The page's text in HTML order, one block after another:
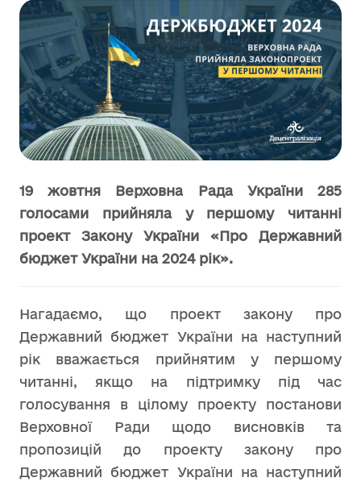
19 жовтня Верховна Рада України 285
голосами прийняла у першому читанні
проект Закону України «Про Державний
бюджет України на 2024 рік».
Нагадаємо, що проект закону про
Державний бюджет України на наступний
рік вважається прийнятим у першому
читанні, якщо на підтримку під час
голосування в цілому проекту постанови
Верховної Ради щодо висновків та
пропозицій до проекту закону про
Державний бюджет України на наступний